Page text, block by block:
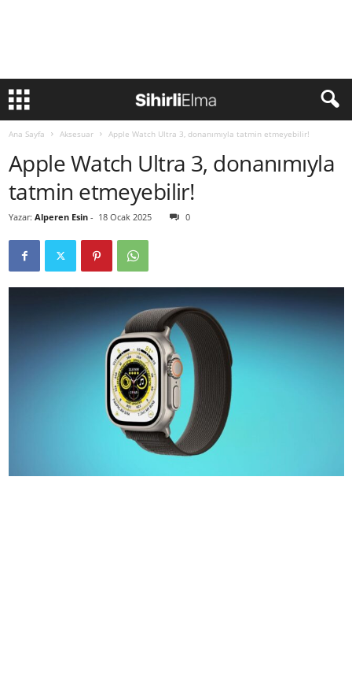
Ana Sayfa Aksesuar Apple Watch Ultra 3, donanımıyla tatmin etmeyebilir!
Apple Watch Ultra 3, donanımıyla
tatmin etmeyebilir!
Yazar: Alperen Esin - 18 Ocak 2025 0